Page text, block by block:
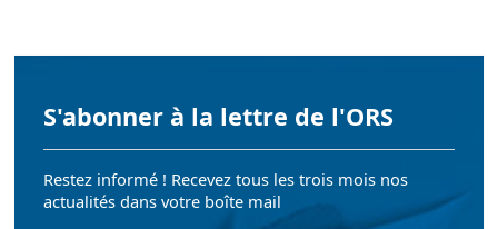
S'abonner à la lettre de l'ORS
Restez informé ! Recevez tous les trois mois nos
actualités dans votre boîte mail